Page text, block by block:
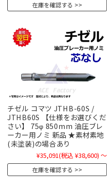
在庫を確認する
チゼル コマツ JTHB-60S /
JTHB60S 【仕様をお選びくだ
さい】 75φ 850mm 油圧ブレ
ーカー用ノミ 新品 ★素材素地
(未塗装)の場合あり
¥35,091(税込 ¥38,600) ～
在庫を確認する